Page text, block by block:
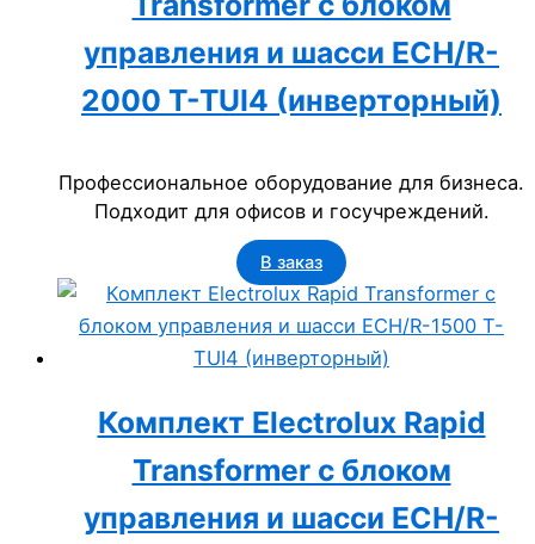
управления и шасси ECH/R-
2000 T-TUI4 (инверторный)
Профессиональное оборудование для бизнеса.
Подходит для офисов и госучреждений.
В заказ
Комплект Electrolux Rapid
Transformer с блоком
управления и шасси ECH/R-